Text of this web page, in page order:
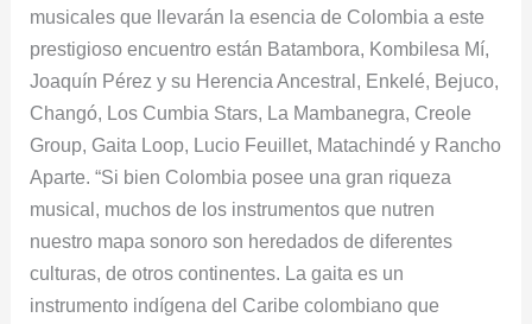
musicales que llevarán la esencia de Colombia a este
prestigioso encuentro están Batambora, Kombilesa Mí,
Joaquín Pérez y su Herencia Ancestral, Enkelé, Bejuco,
Changó, Los Cumbia Stars, La Mambanegra, Creole
Group, Gaita Loop, Lucio Feuillet, Matachindé y Rancho
Aparte. “Si bien Colombia posee una gran riqueza
musical, muchos de los instrumentos que nutren
nuestro mapa sonoro son heredados de diferentes
culturas, de otros continentes. La gaita es un
instrumento indígena del Caribe colombiano que